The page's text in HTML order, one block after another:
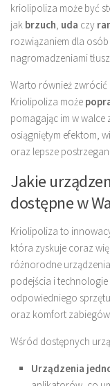
kriolipoliza może być
jak brzuch, uda czy
rozwiązaniem dla
nagromadzeniami
Warto również zwrócić
Kriolipoliza może
pomagając im w walce
osiągniętym efektom,
oraz lepsze
Jakie
dostępne w
Kriolipoliza to
która zyskuje coraz
różnorodne
podejścia i technologie
odpowiedniego
oraz komfort
Wśród dostępnych
Urządzenia